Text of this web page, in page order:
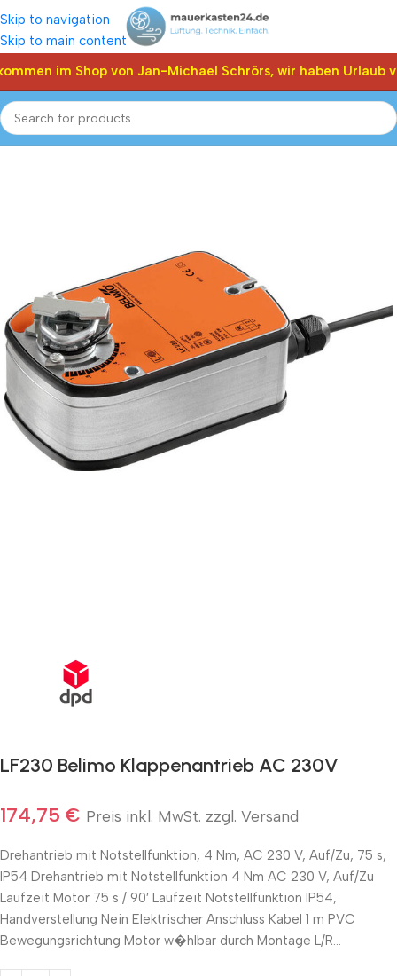
Skip to navigation
Skip to main content
im Shop von Jan-Michael Schrörs, wir haben Urlaub
Start Shop Klappen Stellantriebe, Stellmotor Belimo
LF230 Belimo Klappenantrieb AC 230V
174,75 € Preis inkl. MwSt. zzgl. Versand
Drehantrieb mit Notstellfunktion, 4 Nm, AC 230 V, Auf/Zu, 75 s,
IP54 Drehantrieb mit Notstellfunktion 4 Nm AC 230 V, Auf/Zu
Laufzeit Motor 75 s / 90′ Laufzeit Notstellfunktion IP54,
Handverstellung Nein Elektrischer Anschluss Kabel 1 m PVC
Bewegungsrichtung Motor w�hlbar durch Montage L/R…